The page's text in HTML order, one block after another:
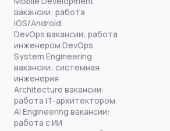
вакансии: работа
iOS/Android
DevOps вакансии: работа
инженером DevOps
System Engineering
вакансии: системная
инженерия
Architecture вакансии:
работа IT-архитектором
AI Engineering вакансии:
работа с ИИ